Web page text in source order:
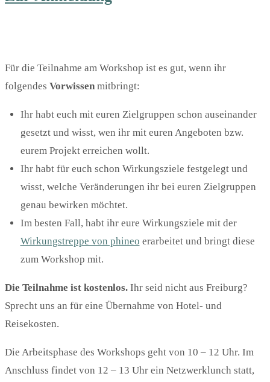
Für die Teilnahme am Workshop ist es gut, wenn ihr
folgendes Vorwissen mitbringt:
Ihr habt euch mit euren Zielgruppen schon auseinander
gesetzt und wisst, wen ihr mit euren Angeboten bzw.
eurem Projekt erreichen wollt.
Ihr habt für euch schon Wirkungsziele festgelegt und
wisst, welche Veränderungen ihr bei euren Zielgruppen
genau bewirken möchtet.
Im besten Fall, habt ihr eure Wirkungsziele mit der
Wirkungstreppe von phineo erarbeitet und bringt diese
zum Workshop mit.
Die Teilnahme ist kostenlos. Ihr seid nicht aus Freiburg?
Sprecht uns an für eine Übernahme von Hotel- und
Reisekosten.
Die Arbeitsphase des Workshops geht von 10 – 12 Uhr. Im
Anschluss findet von 12 – 13 Uhr ein Netzwerklunch statt,